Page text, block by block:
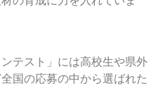
テスト」には高校生や県外
国の応募の中から選ばれた